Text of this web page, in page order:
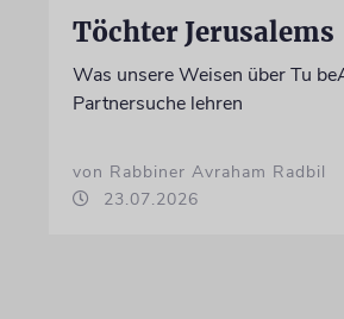
Töchter Jerusalems
Was unsere Weisen über Tu
Partnersuche lehren
von Rabbiner Avraham Radbil
23.07.2026